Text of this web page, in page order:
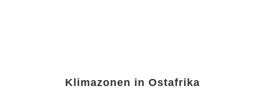
Klimazonen in Ostafrika